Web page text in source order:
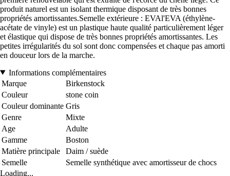
produit naturel est un isolant thermique disposant de très bonnes
propriétés amortissantes.Semelle extérieure : EVAl'EVA (éthylène-
acétate de vinyle) est un plastique haute qualité particulièrement léger
et élastique qui dispose de très bonnes propriétés amortissantes. Les
petites irrégularités du sol sont donc compensées et chaque pas amorti
en douceur lors de la marche.
Informations complémentaires
Marque
Birkenstock
Couleur
stone coin
Couleur dominante Gris
Genre
Mixte
Age
Adulte
Gamme
Boston
Matière principale
Daim / suède
Semelle
Semelle synthétique avec amortisseur de chocs
Loading...